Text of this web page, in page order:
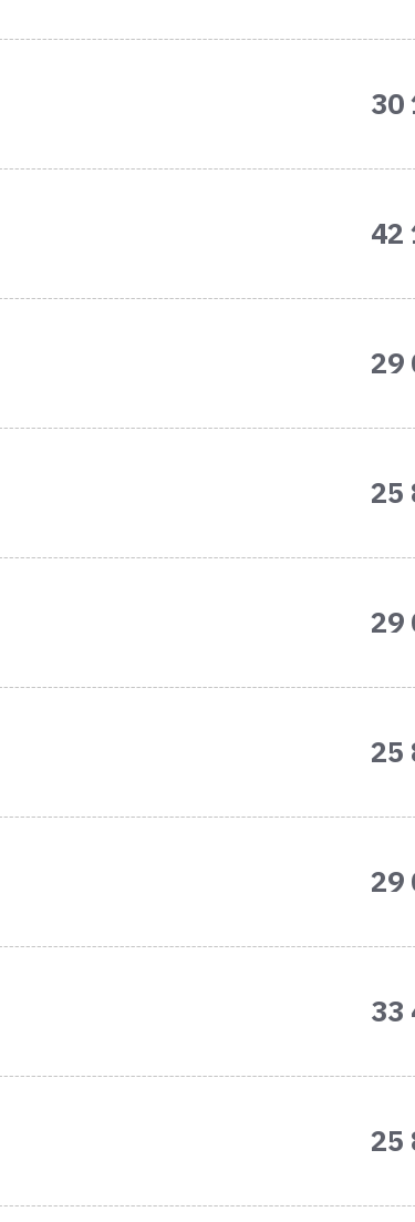
30
42
29
25
29
25
29
33
25